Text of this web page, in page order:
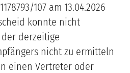
107 am 13.04.2026
konnte nicht
derzeitige
nicht zu ermitteln
einen Vertreter oder